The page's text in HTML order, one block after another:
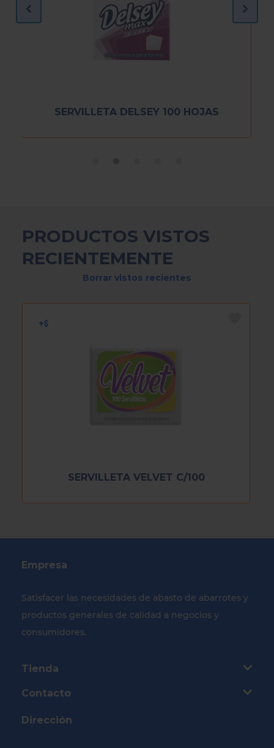
SERVILLETA DELSEY 100 HOJAS
PRODUCTOS VISTOS
RECIENTEMENTE
Borrar vistos recientes
SERVILLETA VELVET C/100
Empresa
Satisfacer las necesidades de abasto de abarrotes y
productos generales de calidad a negocios y
consumidores.
Tienda
Contacto
Dirección